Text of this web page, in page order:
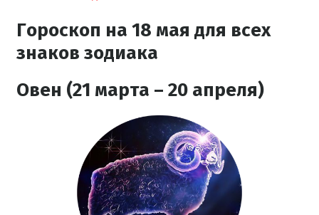
Гороскоп на 18 мая для всех
знаков зодиака
Овен (21 марта – 20 апреля)